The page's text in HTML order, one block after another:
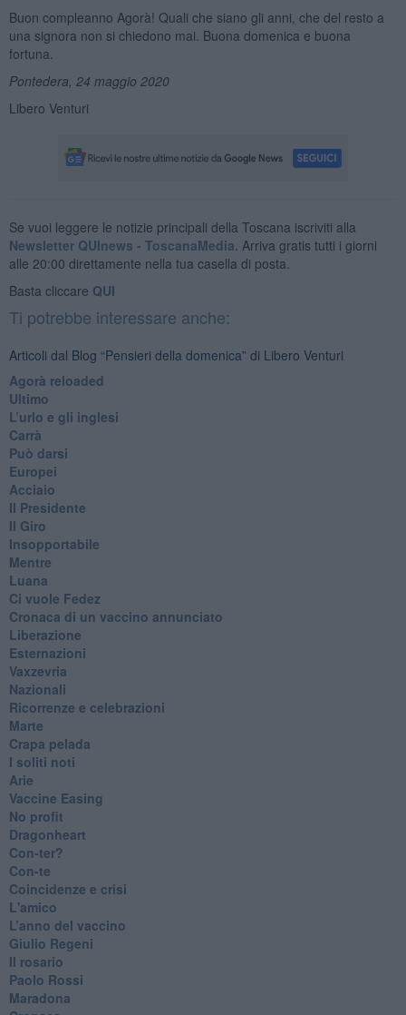
Buon compleanno Agorà! Quali che siano gli anni, che del resto a
una signora non si chiedono mai. Buona domenica e buona
fortuna.
Pontedera, 24 maggio 2020
Libero Venturi
Se vuoi leggere le notizie principali della Toscana iscriviti alla
Newsletter QUInews - ToscanaMedia. Arriva gratis tutti i giorni
alle 20:00 direttamente nella tua casella di posta.
Basta cliccare QUI
Ti potrebbe interessare anche:
Articoli dal Blog “Pensieri della domenica” di Libero Venturi
​Agorà reloaded
Ultimo
​L’urlo e gli inglesi
Carrà
Può darsi
Europei
Acciaio
Il Presidente
​Il Giro
Insopportabile
​Mentre
Luana
​Ci vuole Fedez
​Cronaca di un vaccino annunciato
​Liberazione
Esternazioni
Vaxzevria
Nazionali
​Ricorrenze e celebrazioni
Marte
​Crapa pelada
​I soliti noti
Arie
​Vaccine Easing
No profit
Dragonheart
Con-ter?
​Con-te
Coincidenze e crisi
L'amico
​L’anno del vaccino
Giulio Regeni
​Il rosario
Paolo Rossi
Maradona